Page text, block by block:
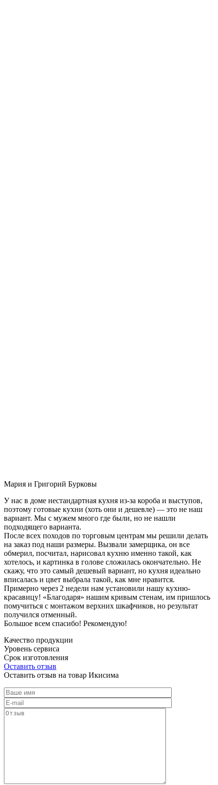
Мария и Григорий Бурковы
У нас в доме нестандартная кухня из-за короба и выступов,
поэтому готовые кухни (хоть они и дешевле) — это не наш
вариант. Мы с мужем много где были, но не нашли
подходящего варианта.
После всех походов по торговым центрам мы решили делать
на заказ под наши размеры. Вызвали замерщика, он все
обмерил, посчитал, нарисовал кухню именно такой, как
хотелось, и картинка в голове сложилась окончательно. Не
скажу, что это самый дешевый вариант, но кухня идеально
вписалась и цвет выбрала такой, как мне нравится.
Примерно через 2 недели нам установили нашу кухню-
красавицу! «Благодаря» нашим кривым стенам, им пришлось
помучиться с монтажом верхних шкафчиков, но результат
получился отменный.
Большое всем спасибо! Рекомендую!
Качество продукции
Уровень сервиса
Срок изготовления
Оставить отзыв
Оставить отзыв на товар Икисима